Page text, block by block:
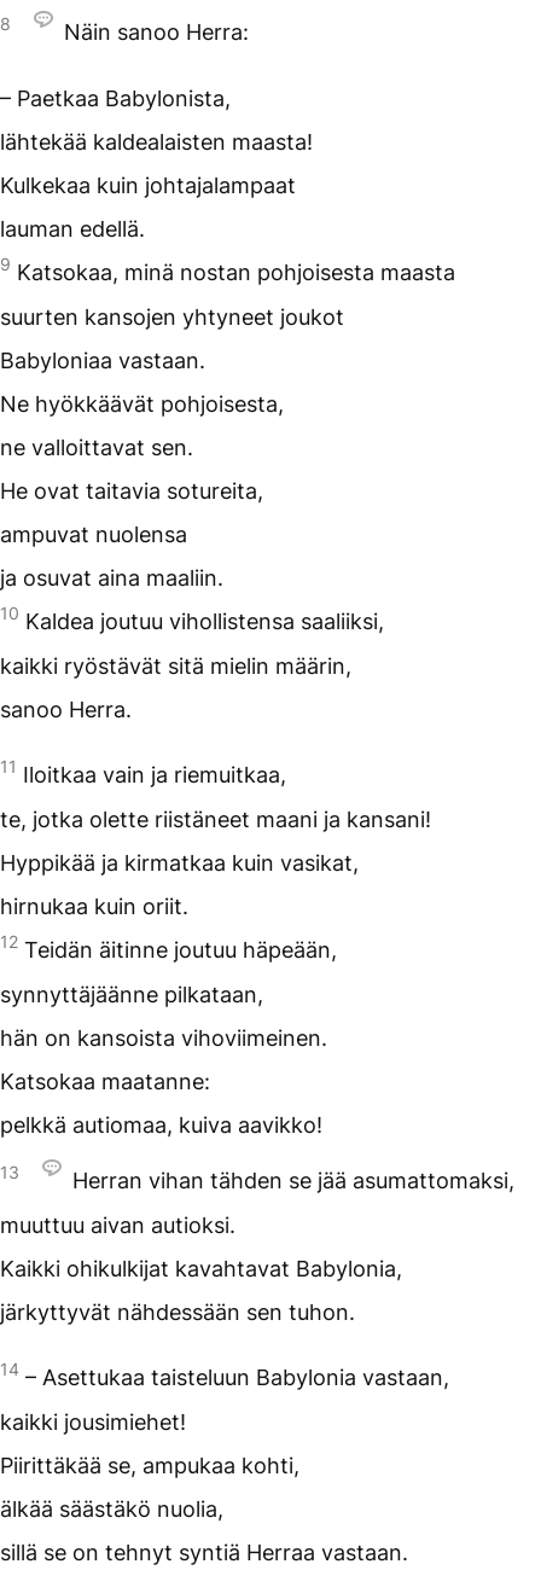
8 Näin sanoo Herra:
– Paetkaa Babylonista,
lähtekää kaldealaisten maasta!
Kulkekaa kuin johtajalampaat
lauman edellä.
9 Katsokaa, minä nostan pohjoisesta maasta
suurten kansojen yhtyneet joukot
Babyloniaa vastaan.
Ne hyökkäävät pohjoisesta,
ne valloittavat sen.
He ovat taitavia sotureita,
ampuvat nuolensa
ja osuvat aina maaliin.
10 Kaldea joutuu vihollistensa saaliiksi,
kaikki ryöstävät sitä mielin määrin,
sanoo Herra.
11 Iloitkaa vain ja riemuitkaa,
te, jotka olette riistäneet maani ja kansani!
Hyppikää ja kirmatkaa kuin vasikat,
hirnukaa kuin oriit.
12 Teidän äitinne joutuu häpeään,
synnyttäjäänne pilkataan,
hän on kansoista vihoviimeinen.
Katsokaa maatanne:
pelkkä autiomaa, kuiva aavikko!
13
Herran vihan tähden se jää asumattomaksi,
muuttuu aivan autioksi.
Kaikki ohikulkijat kavahtavat Babylonia,
järkyttyvät nähdessään sen tuhon.
14 – Asettukaa taisteluun Babylonia vastaan,
kaikki jousimiehet!
Piirittäkää se, ampukaa kohti,
älkää säästäkö nuolia,
sillä se on tehnyt syntiä Herraa vastaan.